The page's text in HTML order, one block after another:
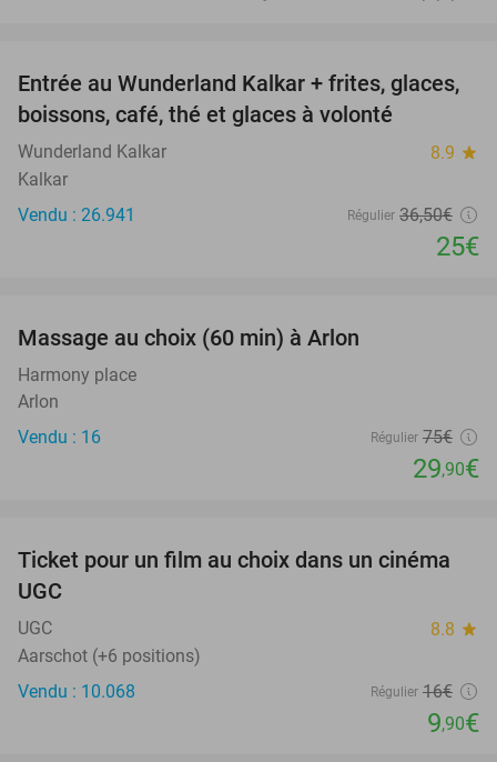
32%
Entrée au Wunderland Kalkar + frites, glaces,
boissons, café, thé et glaces à volonté
Wunderland Kalkar 8.9 star
Kalkar
Vendu : 26.941
Régulier 36,50€
25€
Massage au choix (60 min) à Arlon
Harmony place
Arlon
Vendu : 16
Régulier 75€
29,90€
38%
Ticket pour un film au choix dans un cinéma
UGC
UGC 8.8 star
Aarschot (+6 positions)
Vendu : 10.068
Régulier 16€
9,90€